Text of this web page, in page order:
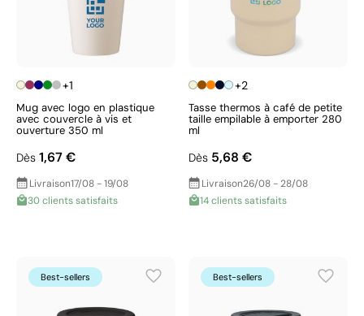
+1
Mug avec logo en plastique
avec couvercle à vis et
ouverture 350 ml
Dès 1,67 €
Livraison17/08 - 19/08
30 clients satisfaits
+2
Tasse thermos à café de petite
taille empilable à emporter 280
ml
Dès 5,68 €
Livraison26/08 - 28/08
14 clients satisfaits
Best-sellers Best-sellers